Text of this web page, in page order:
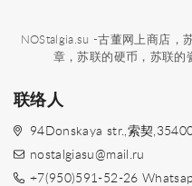
NOStalgia.su -古董网上商店，
章，苏联的硬币，苏联的
联络人
94Donskaya str.,索契
nostalgiasu@mail.ru
+7(950)591-52-26